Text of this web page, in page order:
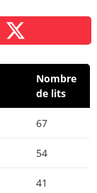
Nombre
de lits
67
54
41